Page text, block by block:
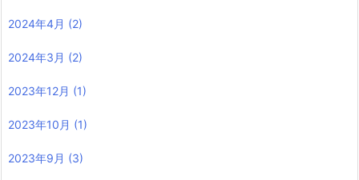
2024年4月 (2)
2024年3月 (2)
2023年12月 (1)
2023年10月 (1)
2023年9月 (3)